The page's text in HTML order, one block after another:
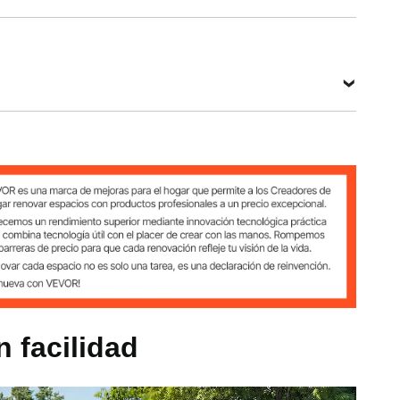
Acero al
Ver todas las especificaciones
mm
kg
(Q235A) + PP
facilidad